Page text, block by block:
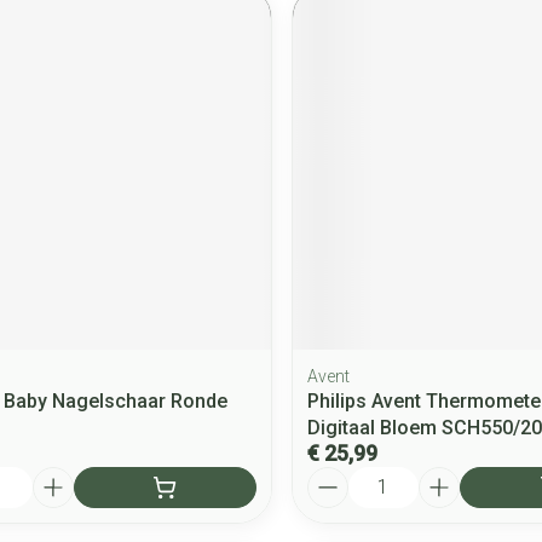
Nagelschaar Ronde
Avent
Philips Avent
Digitaal Bloem SCH550/20
€ 25,99